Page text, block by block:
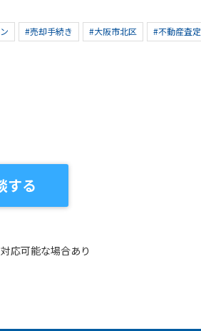
#売却手続き #大阪市北区
#不動産査定
する
応可能な場合あり